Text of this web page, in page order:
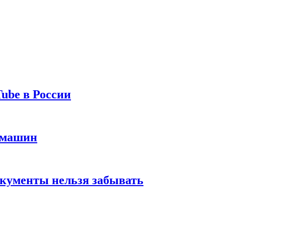
в России
машин
нельзя забывать